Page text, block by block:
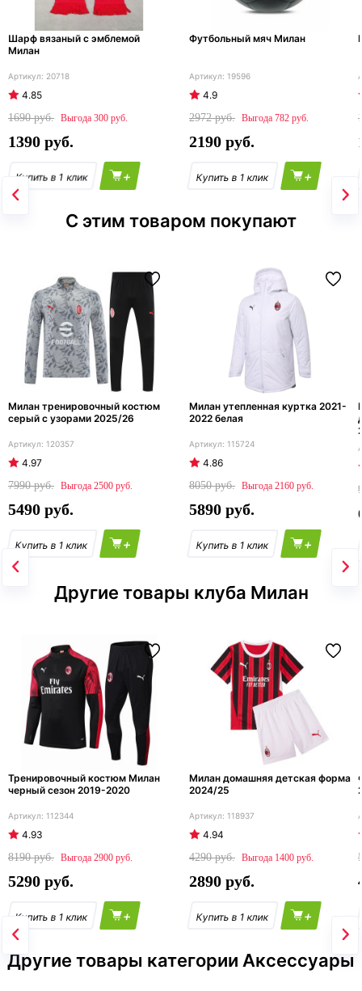
Шарф вязаный с эмблемой
Милан
20718
4.85
1690
300
1390
+
Футбольный мяч Милан
19596
4.9
2972
782
2190
+
С этим товаром покупают
Милан тренировочный костюм
серый с узорами 2025/26
120357
4.97
7990
2500
5490
+
Милан утепленная куртка 2021-
2022 белая
115724
4.86
8050
2160
5890
+
Другие товары клуба Милан
Тренировочный костюм Милан
черный сезон 2019-2020
112344
4.93
8190
2900
5290
+
Милан домашняя детская форма
2024/25
118937
4.94
4290
1400
2890
+
Другие товары категории Аксессуары